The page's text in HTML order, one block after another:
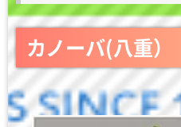
カノーバ(八重）